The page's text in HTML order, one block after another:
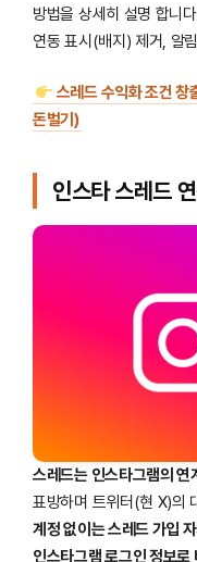
방법을 상세히 설명 합니
연동 표시(배지) 제거, 알
스레드 수익화 조건 창
돈벌기)
인스타 스레드
스레드는 인스타그램의 연
표방하며 트위터(현 X)의
계정 없이는 스레드 가입
인스타그램 로그인 정보로